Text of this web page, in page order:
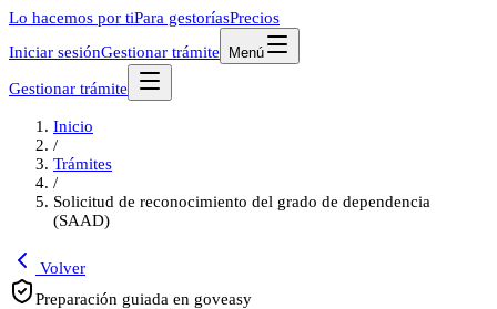
Lo hacemos por tiPara gestoríasPrecios
Iniciar sesiónGestionar trámite Menú
Gestionar trámite
Inicio
/
Trámites
/
Solicitud de reconocimiento del grado de dependencia
(SAAD)
Volver
Preparación guiada en goveasy